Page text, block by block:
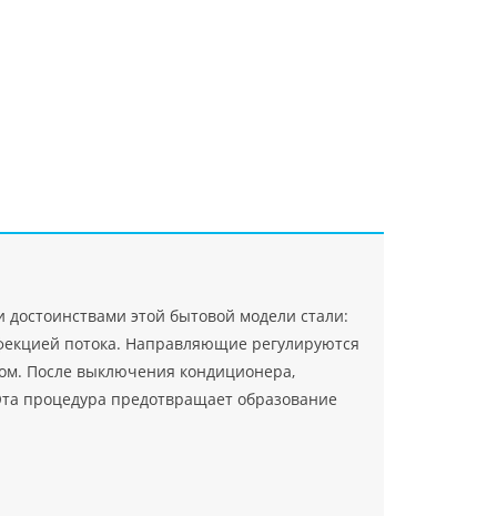
этой бытовой модели стали:
потока. Направляющие регулируются
После выключения кондиционера,
процедура предотвращает образование